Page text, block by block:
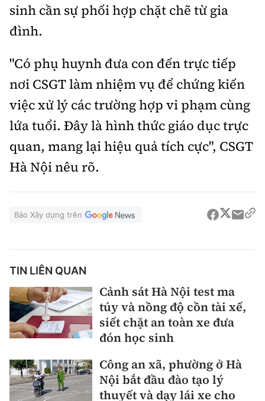
sinh cần sự phối hợp chặt chẽ từ gia
đình.
"Có phụ huynh đưa con đến trực tiếp
nơi CSGT làm nhiệm vụ để chứng kiến
việc xử lý các trường hợp vi phạm cùng
lứa tuổi. Đây là hình thức giáo dục trực
quan, mang lại hiệu quả tích cực", CSGT
Hà Nội nêu rõ.
Báo Xây dựng trên
TIN LIÊN QUAN
Cảnh sát Hà Nội test ma
túy và nồng độ cồn tài xế,
siết chặt an toàn xe đưa
đón học sinh
Công an xã, phường ở Hà
Nội bắt đầu đào tạo lý
thuyết và dạy lái xe cho